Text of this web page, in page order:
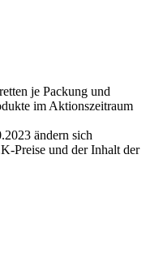
je Packung und
im Aktionszeitraum
ändern sich
Preise und der Inhalt der